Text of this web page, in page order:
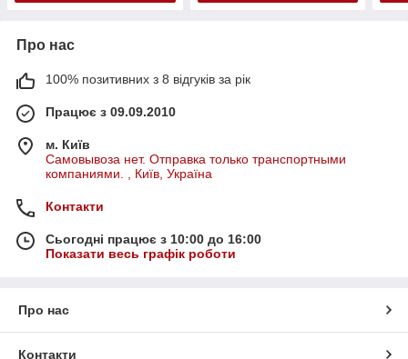
Про нас
100% позитивних з 8 відгуків за рік
Працює з 09.09.2010
м. Київ
Самовывоза нет. Отправка только транспортными
компаниями. , Київ, Україна
Контакти
Сьогодні працює з 10:00 до 16:00
Показати весь графік роботи
Про нас
Контакти